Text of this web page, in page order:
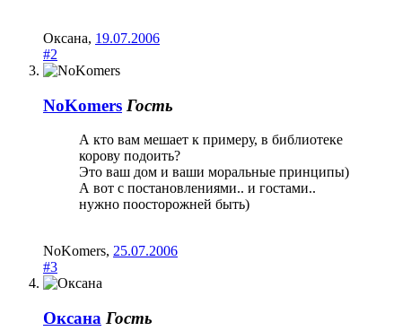
Оксана, 19.07.2006
#2
NoKomers Гость
А кто вам мешает к примеру, в библиотеке
корову подоить?
Это ваш дом и ваши моральные принципы)
А вот с постановлениями.. и гостами..
нужно поосторожней быть)
NoKomers, 25.07.2006
#3
Оксана Гость